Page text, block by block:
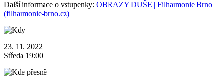
Další informace o vstupenky: OBRAZY DUŠE | Filharmonie Brno
(filharmonie-brno.cz)
23. 11. 2022
Středa 19:00